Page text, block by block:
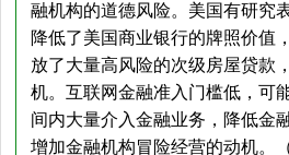
融机构的道德风险。美国有研究
降低了美国商业银行的牌照价值
放了大量高风险的次级房屋贷款
机。互联网金融准入门槛低，可
间内大量介入金融业务，降低金
增加金融机构冒险经营的动机。